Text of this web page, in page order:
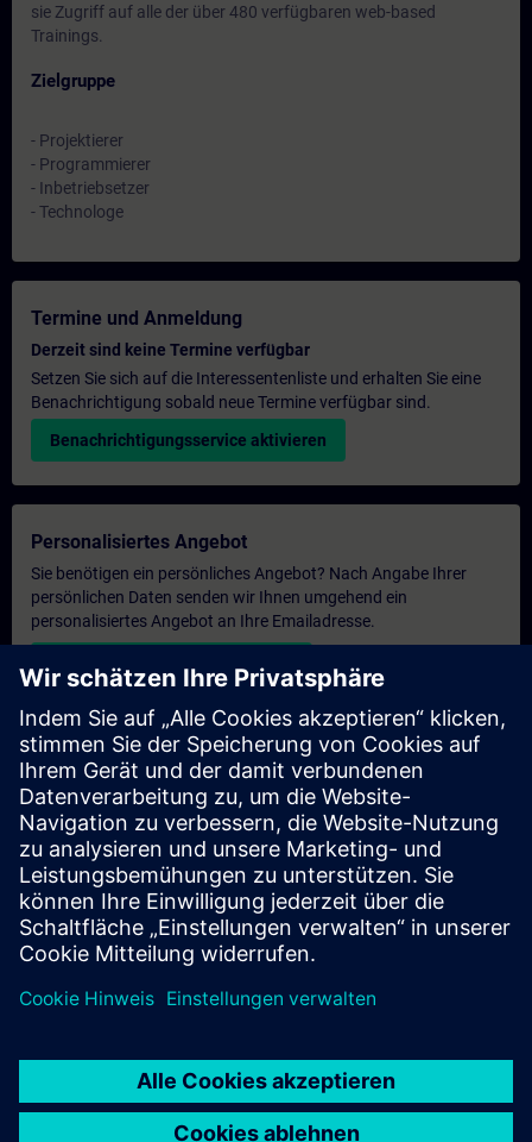
sie Zugriff auf alle der über 480 verfügbaren web-based
Trainings.
Zielgruppe
- Projektierer
- Programmierer
- Inbetriebsetzer
- Technologe
Termine und Anmeldung
Derzeit sind keine Termine verfügbar
Setzen Sie sich auf die Interessentenliste und erhalten Sie eine
Benachrichtigung sobald neue Termine verfügbar sind.
Benachrichtigungsservice aktivieren
Personalisiertes Angebot
Sie benötigen ein persönliches Angebot? Nach Angabe Ihrer
persönlichen Daten senden wir Ihnen umgehend ein
personalisiertes Angebot an Ihre Emailadresse.
Persönliches Angebot zusenden
Anfrage Exklusivtraining
Haben Sie Bedarf an einem höheren Schulungsangebot und
brauchen ein exklusives Training – entweder vor Ort bei Ihnen,
virtuell oder in einem SITRAIN Trainingscenter? Nachdem Sie
uns Ihre persönlichen Daten und Ihren Trainingsbedarf
übermittelt haben, bekommen Sie von uns ein Angebot für eine
exklusive Schulung.
Exklusives Angebot anfragen